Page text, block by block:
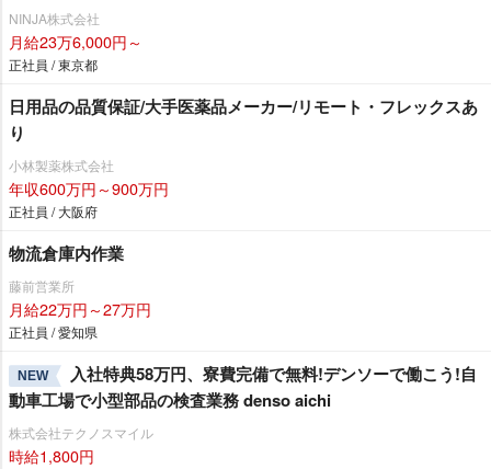
NINJA株式会社
月給23万6,000円～
正社員 / 東京都
日用品の品質保証/大手医薬品メーカー/リモート・フレックスあ
り
小林製薬株式会社
年収600万円～900万円
正社員 / 大阪府
物流倉庫内作業
藤前営業所
月給22万円～27万円
正社員 / 愛知県
NEW
入社特典58万円、寮費完備で無料!デンソーで働こう!自
動車工場で小型部品の検査業務 denso aichi
株式会社テクノスマイル
時給1,800円